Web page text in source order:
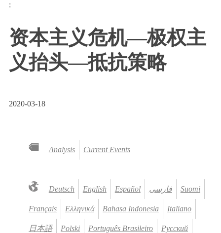
:
资本主义危机—极权主
义抬头—抵抗策略
2020-03-18
Analysis Current Events
Deutsch English Español فارسی Suomi
Français Ελληνικά Bahasa Indonesia Italiano
日本語 Polski Português Brasileiro Русский